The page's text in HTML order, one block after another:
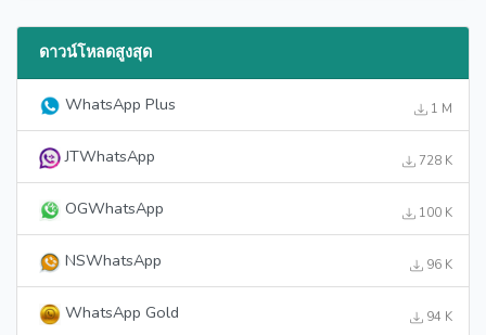
ดาวน์โหลดสูงสุด
WhatsApp Plus 1 M
JTWhatsApp 728 K
OGWhatsApp 100 K
NSWhatsApp 96 K
WhatsApp Gold 94 K